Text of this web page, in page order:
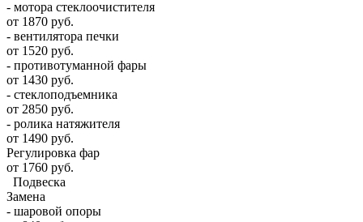
- мотора стеклоочистителя
от 1870 руб.
- вентилятора печки
от 1520 руб.
- противотуманной фары
от 1430 руб.
- стеклоподъемника
от 2850 руб.
- ролика натяжителя
от 1490 руб.
Регулировка фар
от 1760 руб.
Подвеска
Замена
- шаровой опоры